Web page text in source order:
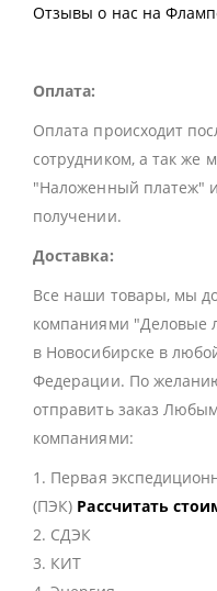
Отзывы о нас на
Оплата:
Оплата происходит
сотрудником, а так же
"Наложенный платеж"
получении.
Доставка:
Все наши товары, мы
компаниями "Деловые
в Новосибирске в
Федерации. По
отправить заказ
компаниями:
1. Первая
(ПЭК) Рассчитать
2. СДЭК
3. КИТ